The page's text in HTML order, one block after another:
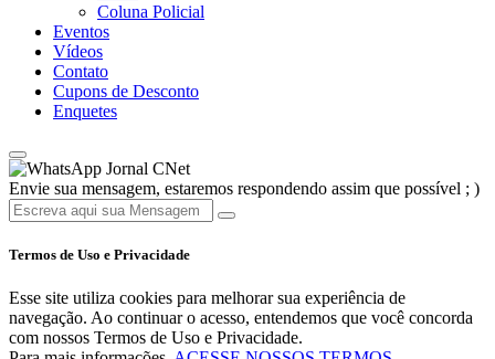
Coluna Policial
Eventos
Vídeos
Contato
Cupons de Desconto
Enquetes
Jornal CNet
Envie sua mensagem, estaremos respondendo assim que possível ; )
Termos de Uso e Privacidade
Esse site utiliza cookies para melhorar sua experiência de
navegação. Ao continuar o acesso, entendemos que você concorda
com nossos Termos de Uso e Privacidade.